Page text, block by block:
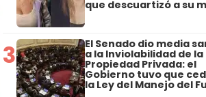
que descuartizó a su
3 El Senado dio media
a la Inviolabilidad de la
Propiedad Privada: el
Gobierno tuvo que
la Ley del Manejo del